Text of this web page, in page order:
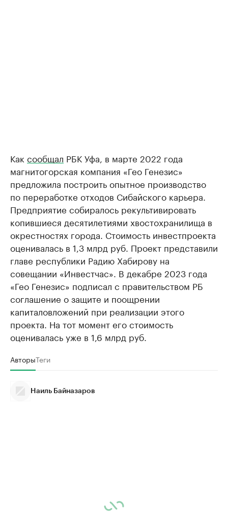
Как сообщал РБК Уфа, в марте 2022 года
магнитогорская компания «Гео Генезис»
предложила построить опытное производство
по переработке отходов Сибайского карьера.
Предприятие собиралось рекультивировать
копившиеся десятилетиями хвостохранилища в
окрестностях города. Стоимость инвестпроекта
оценивалась в 1,3 млрд руб. Проект представили
главе республики Радию Хабирову на
совещании «Инвестчас». В декабре 2023 года
«Гео Генезис» подписал с правительством РБ
соглашение о защите и поощрении
капиталовложений при реализации этого
проекта. На тот момент его стоимость
оценивалась уже в 1,6 млрд руб.
АвторыТеги
Наиль Байназаров